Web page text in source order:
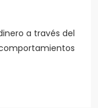
a través del